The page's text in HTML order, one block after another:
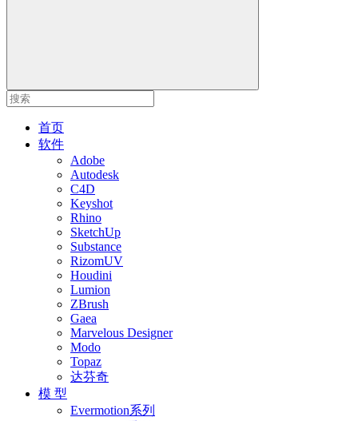
首页
软件
Adobe
Autodesk
C4D
Keyshot
Rhino
SketchUp
Substance
RizomUV
Houdini
Lumion
ZBrush
Gaea
Marvelous Designer
Modo
Topaz
达芬奇
模 型
Evermotion系列